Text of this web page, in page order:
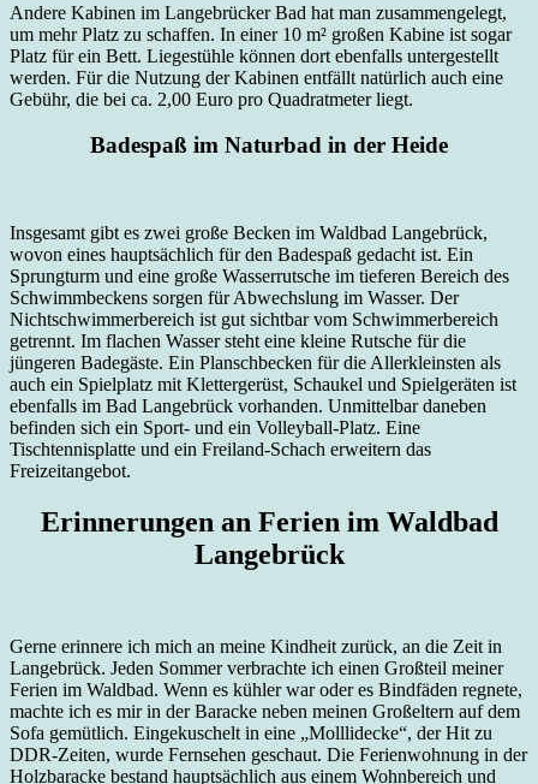
Andere Kabinen im Langebrücker Bad hat man zusammengelegt,
um mehr Platz zu schaffen. In einer 10 m² großen Kabine ist sogar
Platz für ein Bett. Liegestühle können dort ebenfalls untergestellt
werden. Für die Nutzung der Kabinen entfällt natürlich auch eine
Gebühr, die bei ca. 2,00 Euro pro Quadratmeter liegt.
Badespaß im Naturbad in der Heide
Insgesamt gibt es zwei große Becken im Waldbad Langebrück,
wovon eines hauptsächlich für den Badespaß gedacht ist. Ein
Sprungturm und eine große Wasserrutsche im tieferen Bereich des
Schwimmbeckens sorgen für Abwechslung im Wasser. Der
Nichtschwimmerbereich ist gut sichtbar vom Schwimmerbereich
getrennt. Im flachen Wasser steht eine kleine Rutsche für die
jüngeren Badegäste. Ein Planschbecken für die Allerkleinsten als
auch ein Spielplatz mit Klettergerüst, Schaukel und Spielgeräten ist
ebenfalls im Bad Langebrück vorhanden. Unmittelbar daneben
befinden sich ein Sport- und ein Volleyball-Platz. Eine
Tischtennisplatte und ein Freiland-Schach erweitern das
Freizeitangebot.
Erinnerungen an Ferien im Waldbad
Langebrück
Gerne erinnere ich mich an meine Kindheit zurück, an die Zeit in
Langebrück. Jeden Sommer verbrachte ich einen Großteil meiner
Ferien im Waldbad. Wenn es kühler war oder es Bindfäden regnete,
machte ich es mir in der Baracke neben meinen Großeltern auf dem
Sofa gemütlich. Eingekuschelt in eine „Molllidecke“, der Hit zu
DDR-Zeiten, wurde Fernsehen geschaut. Die Ferienwohnung in der
Holzbaracke bestand hauptsächlich aus einem Wohnbereich und